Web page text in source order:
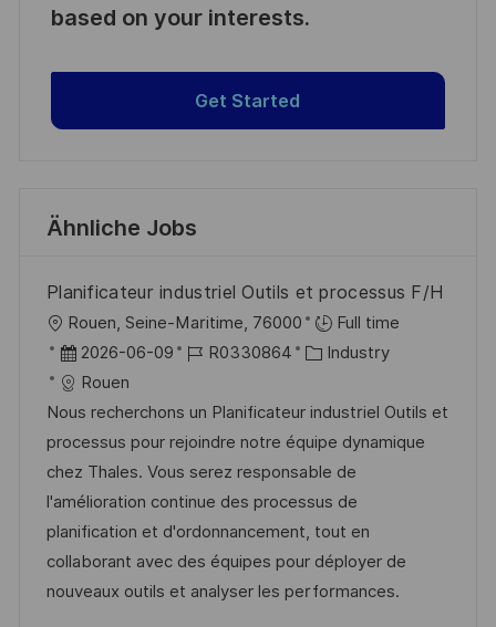
based on your interests.
Get Started
Ähnliche Jobs
Planificateur industriel Outils et processus F/H
O
r
t
Rouen, Seine-Maritime, 76000
Full time
D
a
t
u
m
d
e
r
V
2026-06-09
J
b
-
I
D
R0330864
K
t
e
g
o
r
i
e
Industry
Rouen
Nous recherchons un Planificateur industriel Outils et
processus pour rejoindre notre équipe dynamique
chez Thales. Vous serez responsable de
l'amélioration continue des processus de
planification et d'ordonnancement, tout en
collaborant avec des équipes pour déployer de
nouveaux outils et analyser les performances.